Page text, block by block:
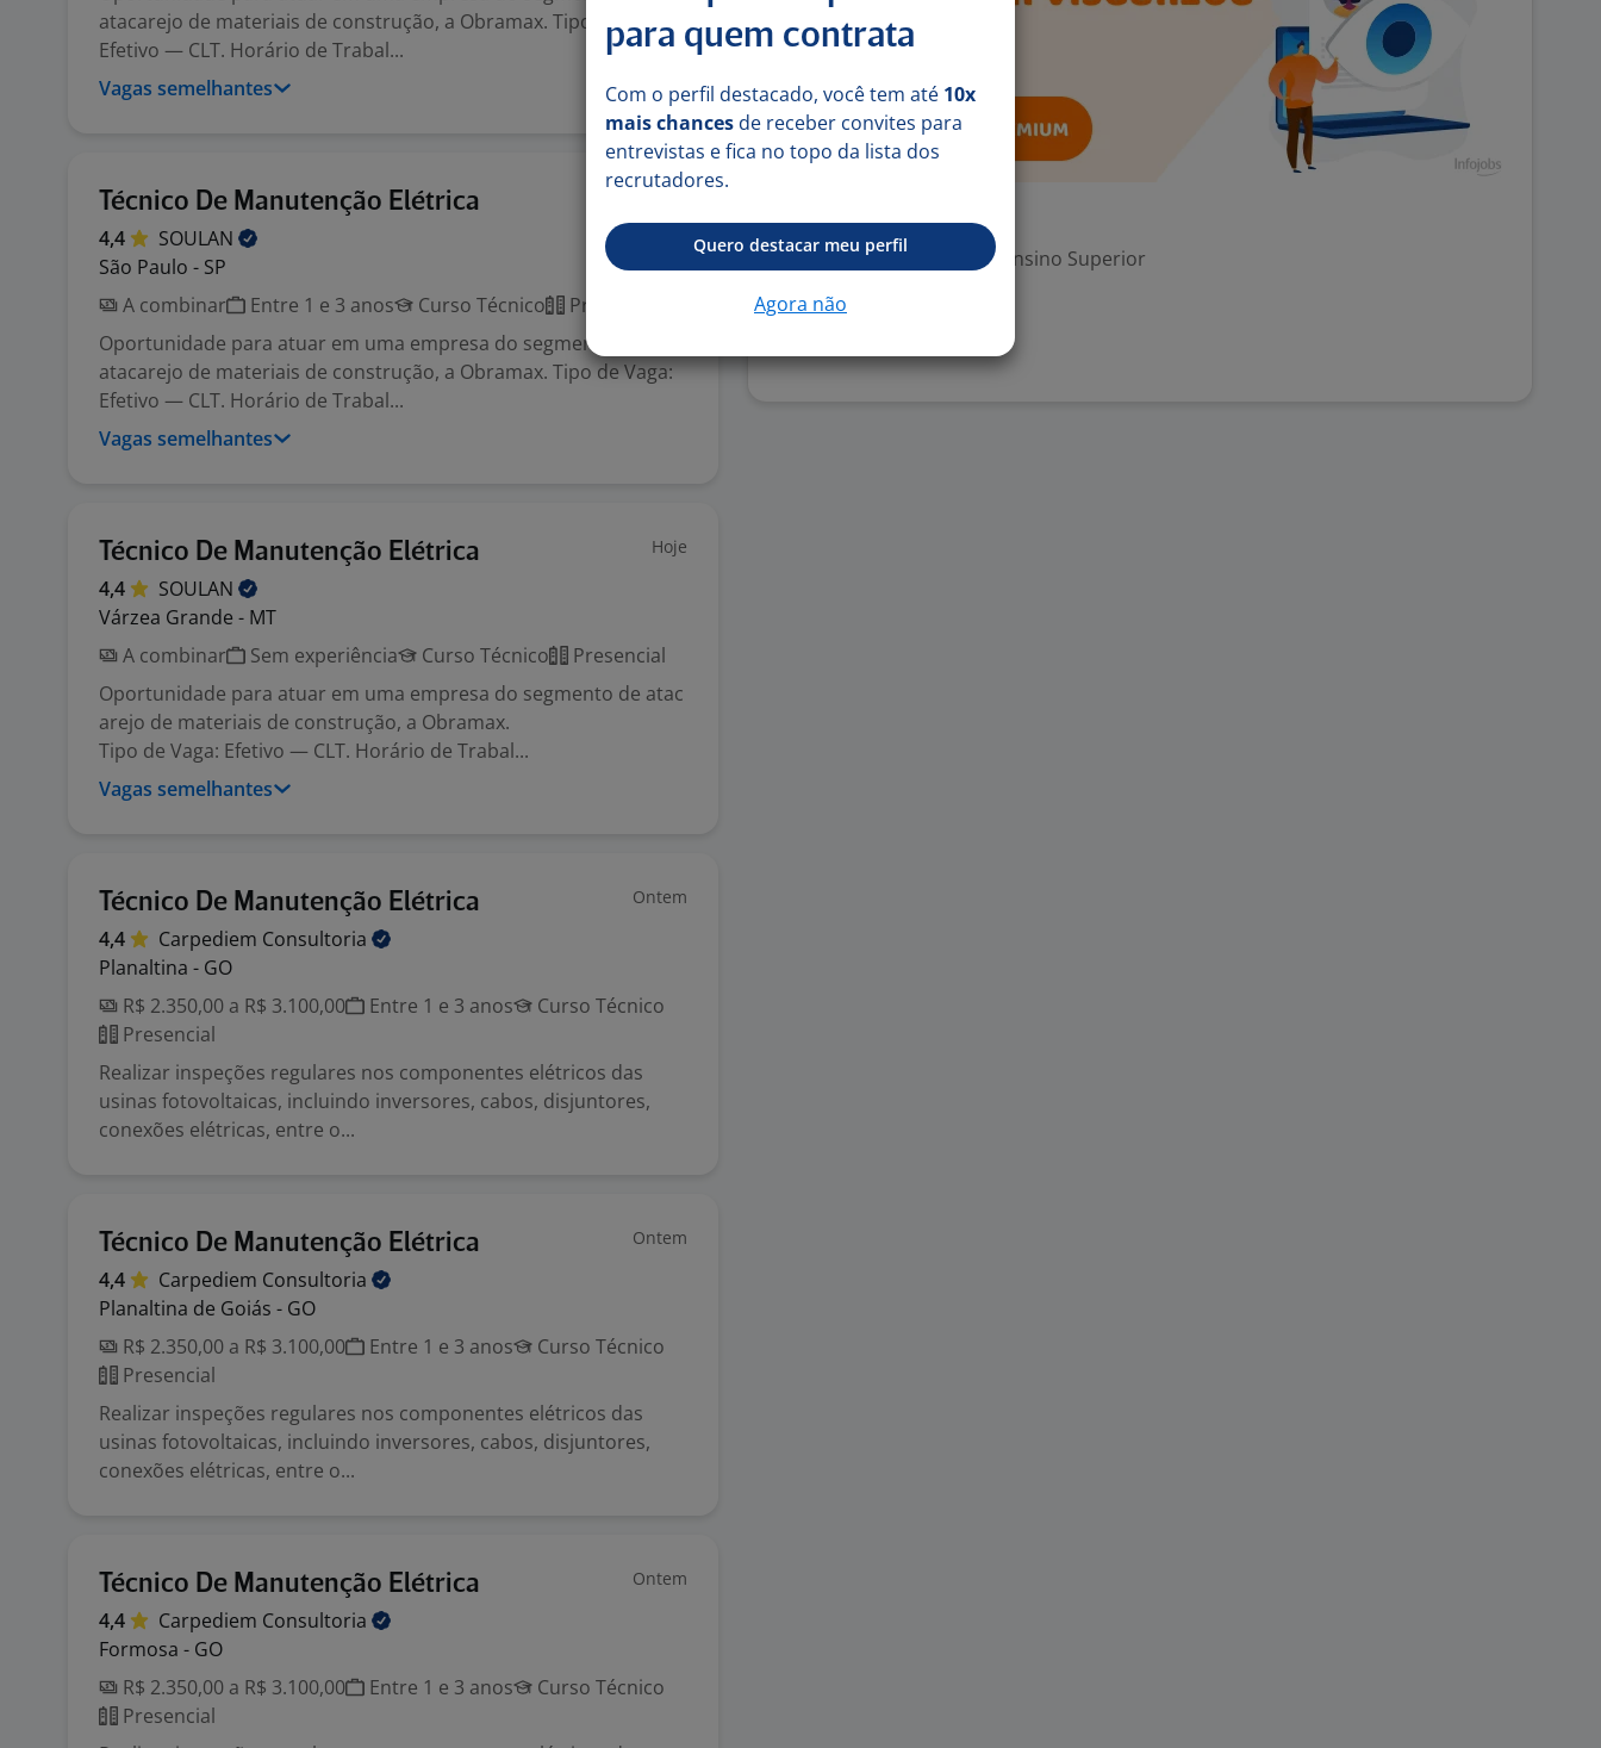
atacarejo de materiais de construção, a Obramax. Tipo de Vaga:
Efetivo — CLT. Horário de Trabal...
Vagas semelhantes
Técnico De Manutenção Elétrica
4,4
SOULAN
São Paulo - SP
A combinar
Entre 1 e 3 anos Curso Técnico
Presencial
Oportunidade para atuar em uma empresa do segmento de
atacarejo de materiais de construção, a Obramax. Tipo de Vaga:
Efetivo — CLT. Horário de Trabal...
Vagas semelhantes
Técnico De Manutenção Elétrica Hoje
4,4
SOULAN
Várzea Grande - MT
A combinar
Sem experiência Curso Técnico
Presencial
Oportunidade para atuar em uma empresa do segmento de atac
arejo de materiais de construção, a Obramax.
Tipo de Vaga: Efetivo — CLT. Horário de Trabal...
Vagas semelhantes
Técnico De Manutenção Elétrica Ontem
4,4 Carpediem Consultoria
Planaltina - GO
R$ 2.350,00 a R$ 3.100,00
Entre 1 e 3 anos
Curso Técnico
Presencial
Realizar inspeções regulares nos componentes elétricos das
usinas fotovoltaicas, incluindo inversores, cabos, disjuntores,
conexões elétricas, entre o...
Técnico De Manutenção Elétrica Ontem
4,4 Carpediem Consultoria
Planaltina de Goiás - GO
R$ 2.350,00 a R$ 3.100,00
Entre 1 e 3 anos
Curso Técnico
Presencial
Realizar inspeções regulares nos componentes elétricos das
usinas fotovoltaicas, incluindo inversores, cabos, disjuntores,
conexões elétricas, entre o...
Técnico De Manutenção Elétrica Ontem
4,4 Carpediem Consultoria
Formosa - GO
R$ 2.350,00 a R$ 3.100,00
Entre 1 e 3 anos
Curso Técnico
Presencial
Escolaridade Mínima: Ensino Superior
Denunciar vaga
para quem contrata
Com o perfil destacado, você tem até 10x
mais chances de receber convites para
entrevistas e fica no topo da lista dos
recrutadores.
Quero destacar meu perfil
Agora não